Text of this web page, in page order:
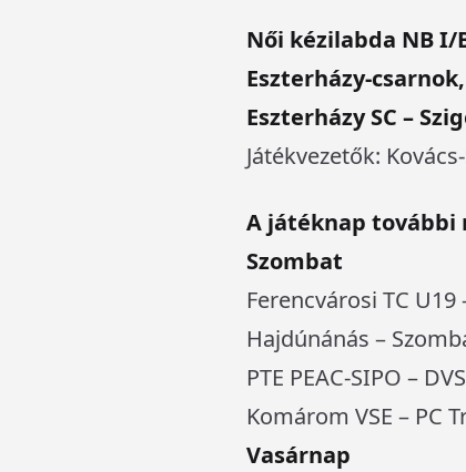
Női kézilabda NB I/
Eszterházy-
Eszterházy SC –
Játékvezetők:
A játéknap további
Szombat
Ferencvárosi TC
Hajdúnánás –
PTE PEAC-SIPO –
Komárom VSE – PC
Vasárnap